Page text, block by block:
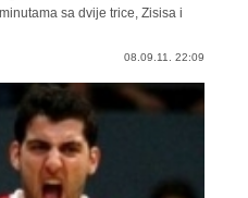
sa dvije trice, Zisisa i
08.09.11. 22:09